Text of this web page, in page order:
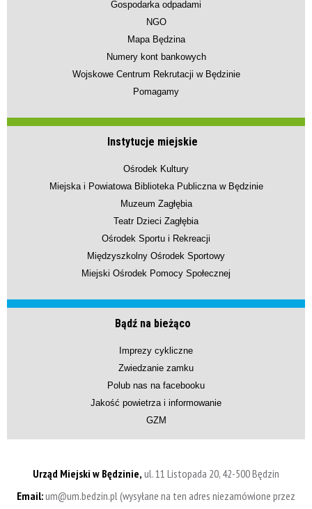
Gospodarka odpadami
NGO
Mapa Będzina
Numery kont bankowych
Wojskowe Centrum Rekrutacji w Będzinie
Pomagamy
Instytucje miejskie
Ośrodek Kultury
Miejska i Powiatowa Biblioteka Publiczna w Będzinie
Muzeum Zagłębia
Teatr Dzieci Zagłębia
Ośrodek Sportu i Rekreacji
Międzyszkolny Ośrodek Sportowy
Miejski Ośrodek Pomocy Społecznej
Bądź na bieżąco
Imprezy cykliczne
Zwiedzanie zamku
Polub nas na facebooku
Jakość powietrza i informowanie
GZM
Urząd Miejski w Będzinie, ul. 11 Listopada 20, 42-500 Będzin
Email:um@um.bedzin.pl (wysyłane na ten adres niezamówione przez